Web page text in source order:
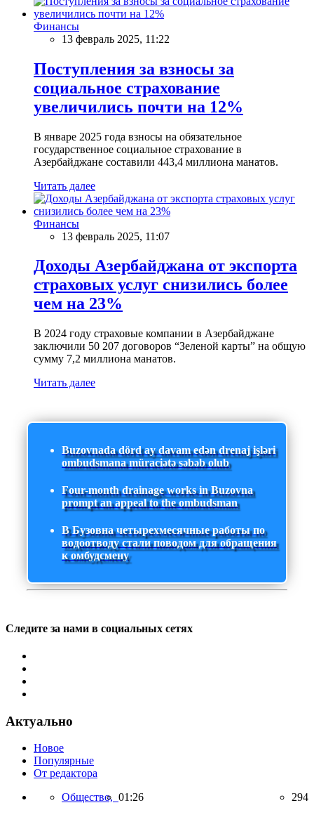
Финансы
13 февраль 2025, 11:22
Поступления за взносы за
социальное страхование
увеличились почти на 12%
В январе 2025 года взносы на обязательное
государственное социальное страхование в
Азербайджане составили 443,4 миллиона манатов.
Читать далее
Финансы
13 февраль 2025, 11:07
Доходы Азербайджана от экспорта
страховых услуг снизились более
чем на 23%
В 2024 году страховые компании в Азербайджане
заключили 50 207 договоров “Зеленой карты” на общую
сумму 7,2 миллиона манатов.
Читать далее
Buzovnada dörd ay davam edən drenaj işləri
ombudsmana müraciətə səbəb olub
Four-month drainage works in Buzovna
prompt an appeal to the ombudsman
В Бузовна четырехмесячные работы по
водоотводу стали поводом для обращения
к омбудсмену
Следите за нами в социальных сетях
Актуально
Новое
Популярные
От редактора
Общество, 01:26 294